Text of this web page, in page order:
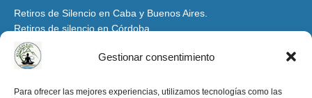
Gestionar consentimiento
Para ofrecer las mejores experiencias, utilizamos tecnologías como las
Retiros de Silencio en Caba y Buenos Aires.
Retiros de silencio en Córdoba
Retiros de Silencio y Espiritualidad en Mendoza
Retiros de Silencio en Santiago del Estero y Tucumán